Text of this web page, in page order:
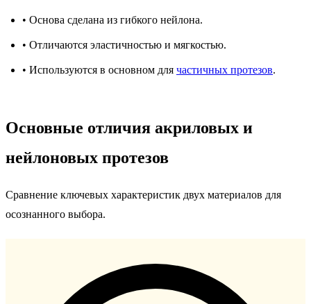
• Основа сделана из гибкого нейлона.
• Отличаются эластичностью и мягкостью.
• Используются в основном для частичных протезов.
Основные отличия акриловых и
нейлоновых протезов
Сравнение ключевых характеристик двух материалов для
осознанного выбора.